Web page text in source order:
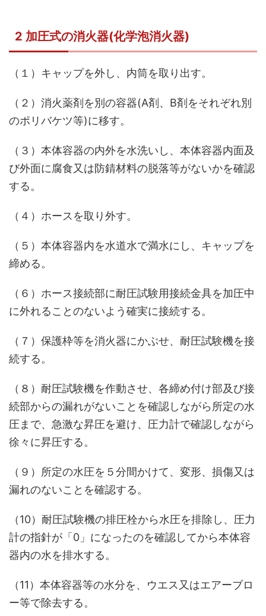
2 加圧式の消火器(化学泡消火器)
（１）キャップを外し、内筒を取り出す。
（２）消火薬剤を別の容器(A剤、B剤をそれぞれ別
のポリバケツ等)に移す。
（３）本体容器の内外を水洗いし、本体容器内面及
び外面に腐食又は防錆材料の脱落等がないかを確認
する。
（４）ホースを取り外す。
（５）本体容器内を水道水で満水にし、キャップを
締める。
（６）ホース接続部に耐圧試験用接続金具を加圧中
に外れることのないよう確実に接続する。
（７）保護枠等を消火器にかぶせ、耐圧試験機を接
続する。
（８）耐圧試験機を作動させ、各締め付け部及び接
続部からの漏れがないことを確認しながら所定の水
圧まで、急激な昇圧を避け、圧力計で確認しながら
徐々に昇圧する。
（９）所定の水圧を５分間かけて、変形、損傷又は
漏れのないことを確認する。
（10）耐圧試験機の排圧栓から水圧を排除し、圧力
計の指針が「0」になったのを確認してから本体容
器内の水を排水する。
（11）本体容器等の水分を、ウエス又はエアーブロ
ー等で除去する。